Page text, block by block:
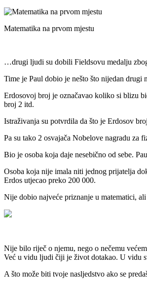
Matematika na prvom mjestu
…drugi ljudi su dobili Fieldsovu medalju
Time je Paul dobio je nešto što nijedan
Erdosovoj broj je označavao koliko si blizu
broj 2 itd.
Istraživanja su potvrdila da što je Erdosov
Pa su tako 2 osvajača Nobelove nagradu
Bio je osoba koja daje nesebično od sebe.
Osoba koja nije imala niti jednog prijatelja
Erdos utjecao preko 200 000.
Nije dobio najveće priznanje u matematici,
Nije bilo riječ o njemu, nego o nečemu
Već u vidu ljudi čiji je život dotakao. U vidu
A što može biti tvoje nasljedstvo ako se